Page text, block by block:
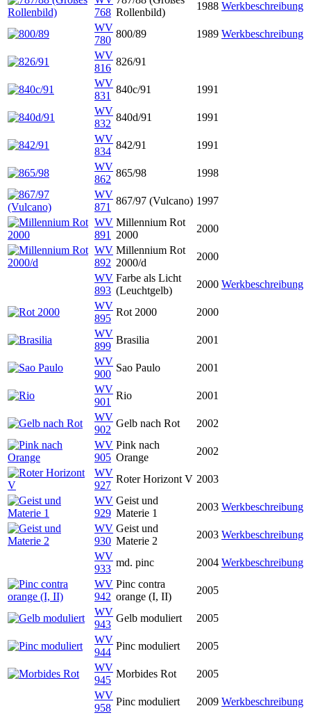
768 Rollenbild)
1988 Werkbeschreibung
WV
780
800/89 1989 Werkbeschreibung
WV
816
826/91
WV
831
840c/91
1991
WV
832
840d/91
1991
WV
834
842/91
1991
WV
862
865/98
1998
WV
871
867/97 (Vulcano) 1997
WV
891
Millennium Rot
2000
2000
WV
892
Millennium Rot
2000/d
2000
WV
893
Farbe als Licht
(Leuchtgelb)
2000 Werkbeschreibung
WV
895
Rot 2000
2000
WV
899
Brasilia
2001
WV
900
Sao Paulo
2001
WV
901
Rio
2001
WV
902
Gelb nach Rot
2002
WV
905
Pink nach
Orange
2002
WV
927
Roter Horizont V 2003
WV
929
Geist und
Materie 1
2003 Werkbeschreibung
WV
930
Geist und
Materie 2
2003 Werkbeschreibung
WV
933
md. pinc 2004 Werkbeschreibung
WV
942
Pinc contra
orange (I, II)
2005
WV
943
Gelb moduliert
2005
WV
944
Pinc moduliert
2005
WV
945
Morbides Rot
2005
WV
958
Pinc moduliert 2009 Werkbeschreibung